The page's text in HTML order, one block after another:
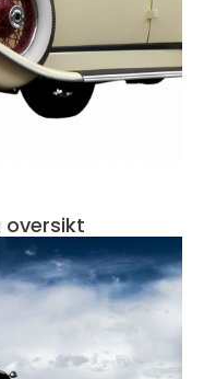
oversikt